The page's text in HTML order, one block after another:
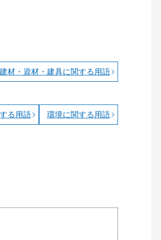
建材・資材・建具に関する用語
る用語 環境に関する用語